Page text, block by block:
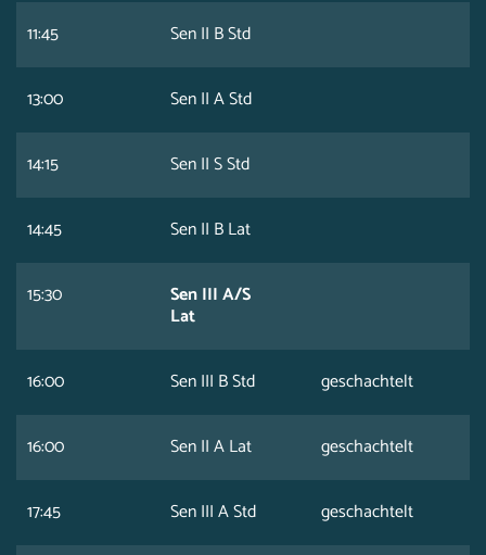
11:45 Sen II B Std
13:00 Sen II A Std
14:15 Sen II S Std
14:45 Sen II B Lat
15:30 Sen III A/S
Lat
16:00 Sen III B Std geschachtelt
16:00 Sen II A Lat geschachtelt
17:45 Sen III A Std geschachtelt